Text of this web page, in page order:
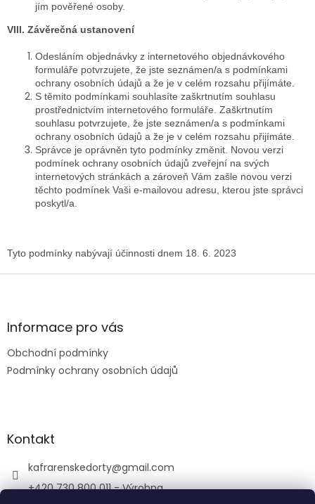
jím pověřené osoby.
VIII. Závěrečná ustanovení
Odesláním objednávky z internetového objednávkového
formuláře potvrzujete, že jste seznámen/a s podmínkami
ochrany osobních údajů a že je v celém rozsahu přijímáte.
S těmito podmínkami souhlasíte zaškrtnutím souhlasu
prostřednictvím internetového formuláře. Zaškrtnutím
souhlasu potvrzujete, že jste seznámen/a s podmínkami
ochrany osobních údajů a že je v celém rozsahu přijímáte.
Správce je oprávněn tyto podmínky změnit. Novou verzi
podmínek ochrany osobních údajů zveřejní na svých
internetových stránkách a zároveň Vám zašle novou verzi
těchto podmínek Vaši e-mailovou adresu, kterou jste správci
poskytl/a.
Tyto podmínky nabývají účinnosti dnem 18. 6. 2023
Z
aInformace pro vás
Obchodní podmínky
Podmínky ochrany osobních údajů
Kontakt
kafrarenskedorty@gmail.com
+420 730 800 011 - Výrobna